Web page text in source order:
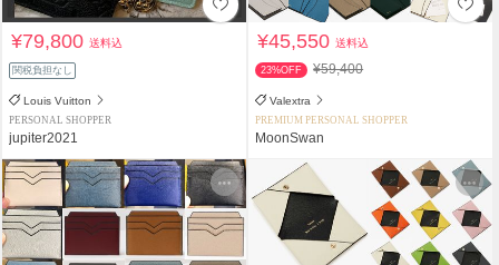
¥79,800送料込
関税負担なし
Louis Vuitton
PERSONAL SHOPPER
jupiter2021
¥45,550送料込
23%OFF ¥59,400
Valextra
PREMIUM PERSONAL SHOPPER
MoonSwan